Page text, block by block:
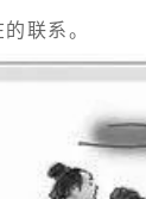
联系。